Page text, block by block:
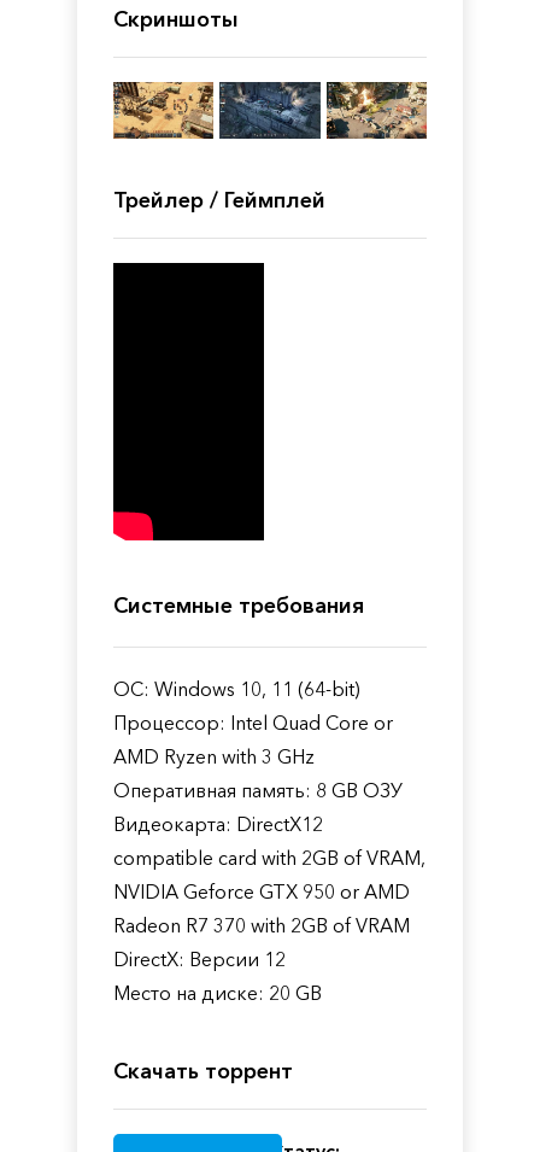
Скриншоты
Трейлер / Геймплей
Системные требования
ОС: Windows 10, 11 (64-bit)
Процессор: Intel Quad Core or
AMD Ryzen with 3 GHz
Оперативная память: 8 GB ОЗУ
Видеокарта: DirectX12
compatible card with 2GB of VRAM,
NVIDIA Geforce GTX 950 or AMD
Radeon R7 370 with 2GB of VRAM
DirectX: Версии 12
Место на диске: 20 GB
Скачать торрент